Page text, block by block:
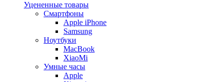
Уцененные товары
Cмартфоны
Apple iPhone
Samsung
Ноутбуки
MacBook
XiaoMi
Умные часы
Apple